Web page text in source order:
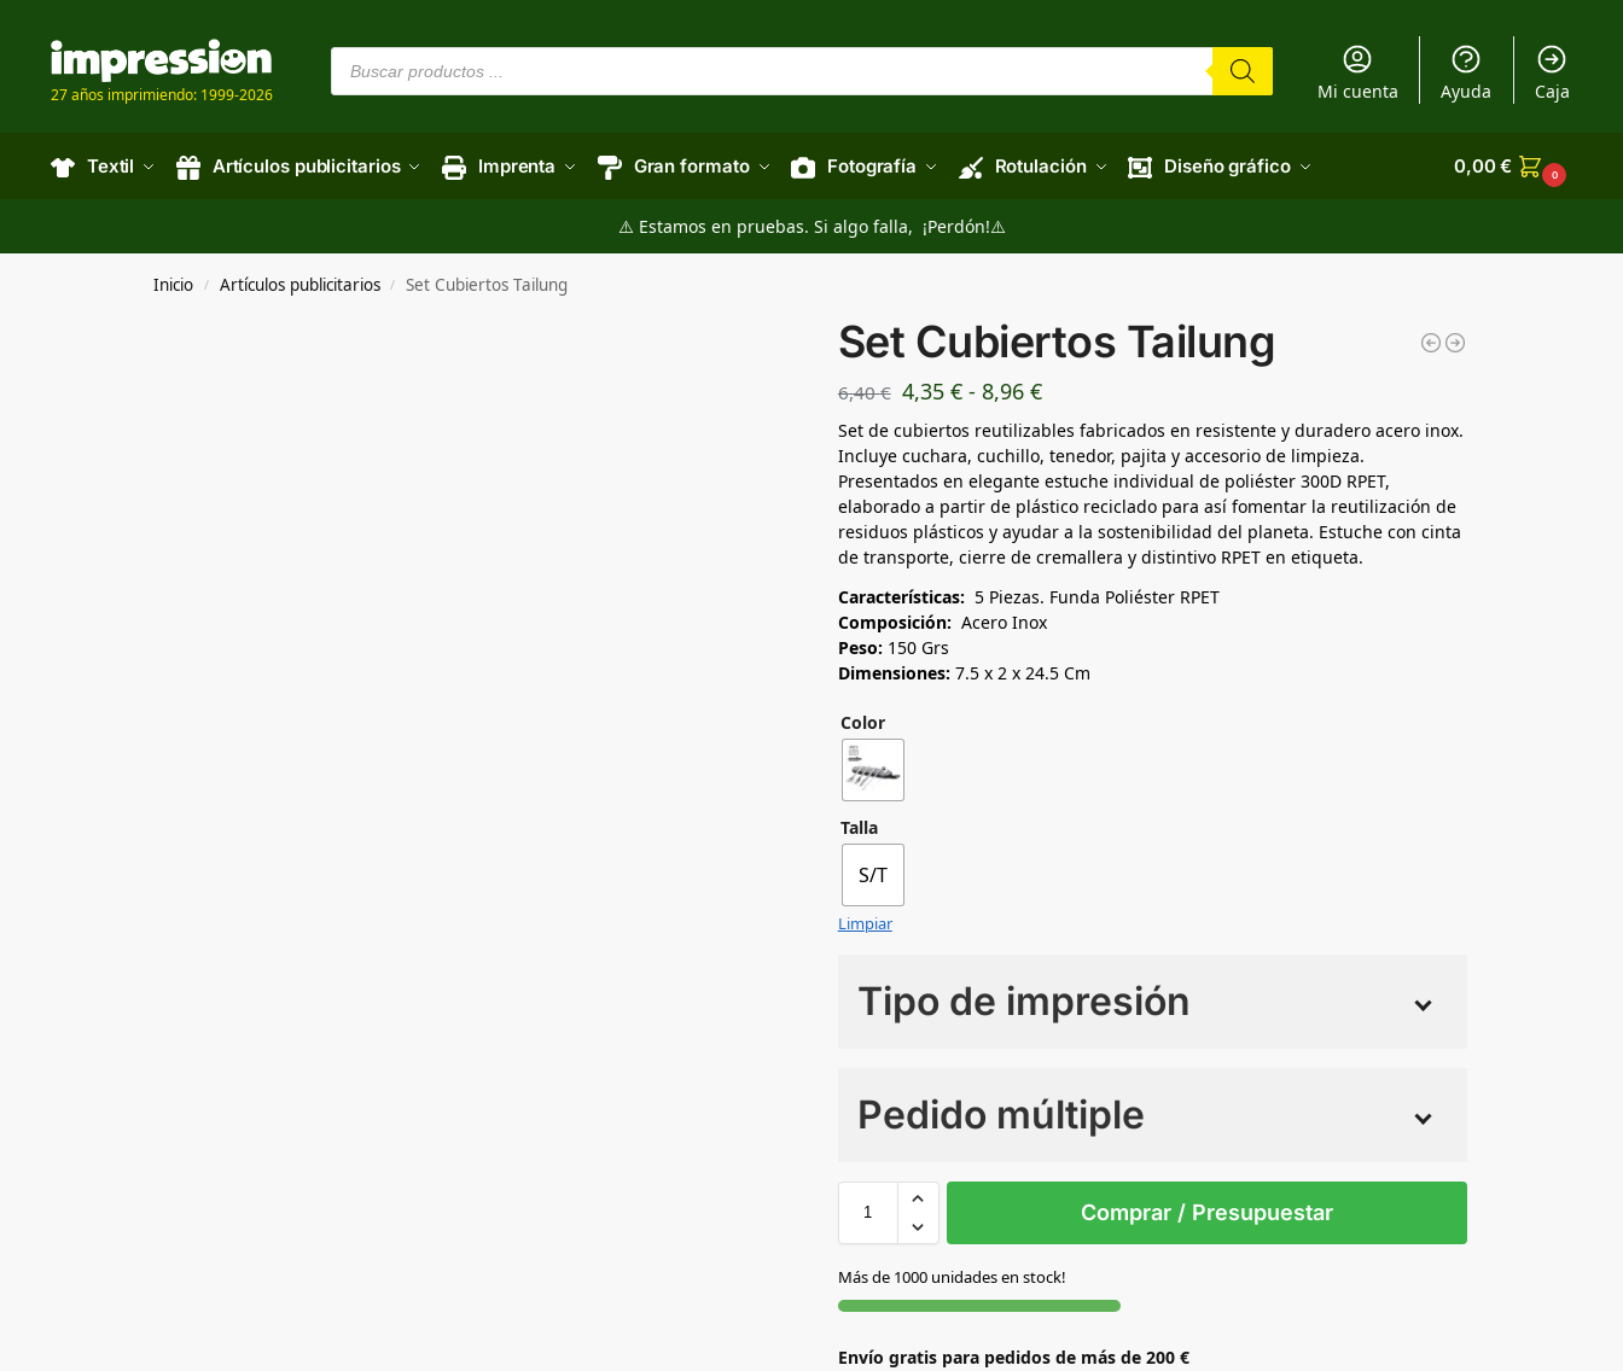
27 años imprimiendo: 1999-2026 Mi cuenta Ayuda Caja
Textil Artículos publicitarios Imprenta Gran formato Fotografía Rotulación Diseño gráfico 0,00€ 0
⚠️ Estamos en pruebas. Si algo falla, ¡Perdón!⚠️
Inicio / Artículos publicitarios / Set Cubiertos Tailung
Set Cubiertos Tailung
6,40€ 4,35 € - 8,96 €
Set de cubiertos reutilizables fabricados en resistente y duradero acero inox.
Incluye cuchara, cuchillo, tenedor, pajita y accesorio de limpieza.
Presentados en elegante estuche individual de poliéster 300D RPET,
elaborado a partir de plástico reciclado para así fomentar la reutilización de
residuos plásticos y ayudar a la sostenibilidad del planeta. Estuche con cinta
de transporte, cierre de cremallera y distintivo RPET en etiqueta.
Características: 5 Piezas. Funda Poliéster RPET
Composición: Acero Inox
Peso: 150 Grs
Dimensiones: 7.5 x 2 x 24.5 Cm
Color
Talla
S/T
Limpiar
Tipo de impresión
Pedido múltiple
Comprar / Presupuestar
Más de 1000 unidades en stock!
Envío gratis para pedidos de más de 200 €